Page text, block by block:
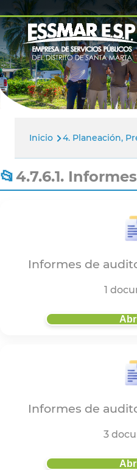
Pasar al contenido principal
Buscar
Navegación
principal
Inicio
Nosotros
Servicios
Paga tu factura
Ruta
de
navegación
Inicio 4. Planeación,
4.7.6.1.
Informes de
1
Informes de
3